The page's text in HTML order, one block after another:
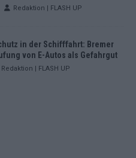
Redaktion | FLASH UP
in der Schifffahrt: Bremer
von E-Autos als Gefahrgut
Redaktion | FLASH UP